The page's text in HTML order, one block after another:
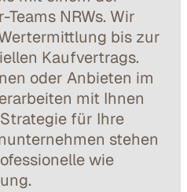
NRWs. Wir
bis zur
Kaufvertrags.
oder Anbieten im
mit Ihnen
für Ihre
stehen
wie